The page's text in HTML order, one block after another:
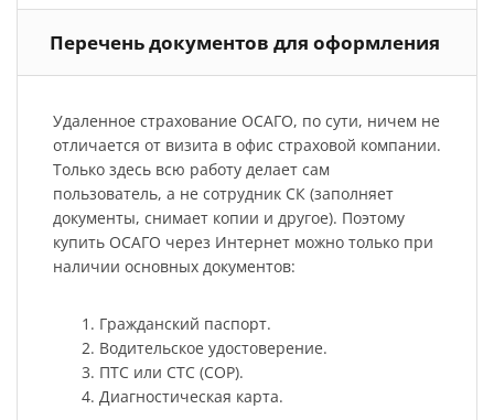
Перечень документов для оформления
Удаленное страхование ОСАГО, по сути, ничем не
отличается от визита в офис страховой компании.
Только здесь всю работу делает сам
пользователь, а не сотрудник СК (заполняет
документы, снимает копии и другое). Поэтому
купить ОСАГО через Интернет можно только при
наличии основных документов:
Гражданский паспорт.
Водительское удостоверение.
ПТС или СТС (СОР).
Диагностическая карта.